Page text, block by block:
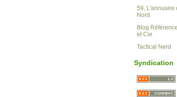
59, L'annuaire
Nord
Blog
et Cie
Tactical Nerd
Syndication